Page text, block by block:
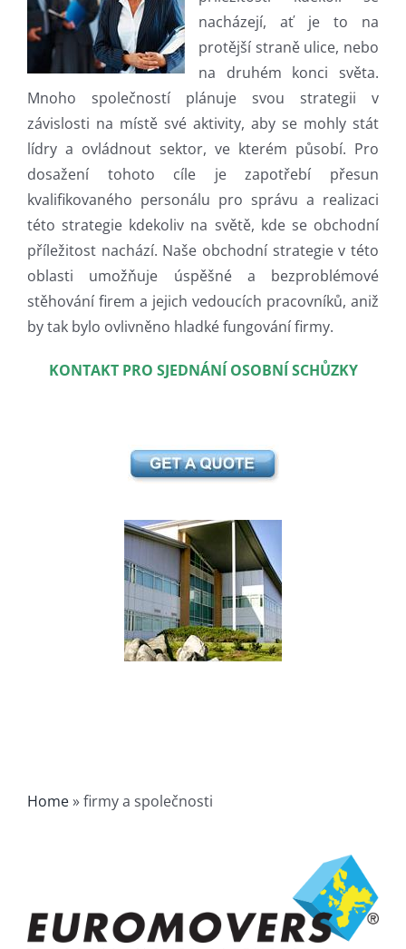
nacházejí, ať je to na
protější straně ulice, nebo
na druhém konci světa.
Mnoho společností plánuje svou strategii v
závislosti na místě své aktivity, aby se mohly stát
lídry a ovládnout sektor, ve kterém působí. Pro
dosažení tohoto cíle je zapotřebí přesun
kvalifikovaného personálu pro správu a realizaci
této strategie kdekoliv na světě, kde se obchodní
příležitost nachází. Naše obchodní strategie v této
oblasti umožňuje úspěšné a bezproblémové
stěhování firem a jejich vedoucích pracovníků, aniž
by tak bylo ovlivněno hladké fungování firmy.
KONTAKT PRO SJEDNÁNÍ OSOBNÍ SCHŮZKY
Home»firmy a společnosti